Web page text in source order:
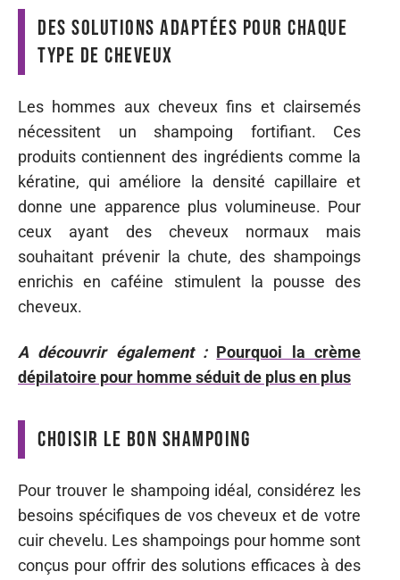
Des solutions adaptées pour chaque
type de cheveux
Les hommes aux cheveux fins et clairsemés
nécessitent un shampoing fortifiant. Ces
produits contiennent des ingrédients comme la
kératine, qui améliore la densité capillaire et
donne une apparence plus volumineuse. Pour
ceux ayant des cheveux normaux mais
souhaitant prévenir la chute, des shampoings
enrichis en caféine stimulent la pousse des
cheveux.
A découvrir également : Pourquoi la crème
dépilatoire pour homme séduit de plus en plus
Choisir le bon shampoing
Pour trouver le shampoing idéal, considérez les
besoins spécifiques de vos cheveux et de votre
cuir chevelu. Les shampoings pour homme sont
conçus pour offrir des solutions efficaces à des